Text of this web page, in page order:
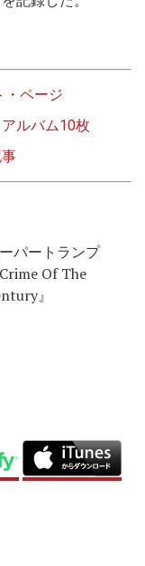
・ページ
ルバム10枚
パートランプ
Crime Of The
』